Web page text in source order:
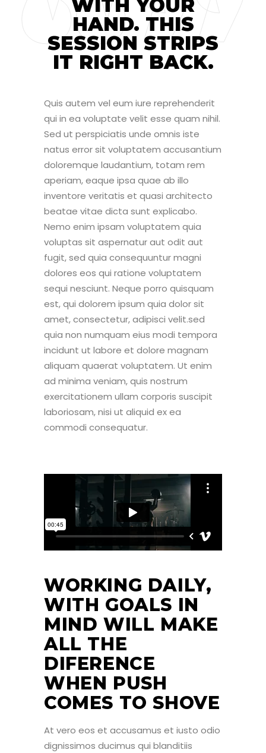
WITH YOUR
HAND. THIS
SESSION STRIPS
IT RIGHT BACK.
Quis autem vel eum iure reprehenderit
qui in ea voluptate velit esse quam nihil.
Sed ut perspiciatis unde omnis iste
natus error sit voluptatem accusantium
doloremque laudantium, totam rem
aperiam, eaque ipsa quae ab illo
inventore veritatis et quasi architecto
beatae vitae dicta sunt explicabo.
Nemo enim ipsam voluptatem quia
voluptas sit aspernatur aut odit aut
fugit, sed quia consequuntur magni
dolores eos qui ratione voluptatem
sequi nesciunt. Neque porro quisquam
est, qui dolorem ipsum quia dolor sit
amet, consectetur, adipisci velit.sed
quia non numquam eius modi tempora
incidunt ut labore et dolore magnam
aliquam quaerat voluptatem. Ut enim
ad minima veniam, quis nostrum
exercitationem ullam corporis suscipit
laboriosam, nisi ut aliquid ex ea
commodi consequatur.
WORKING DAILY,
WITH GOALS IN
MIND WILL MAKE
ALL THE
DIFERENCE
WHEN PUSH
COMES TO SHOVE
At vero eos et accusamus et iusto odio
dignissimos ducimus qui blanditiis